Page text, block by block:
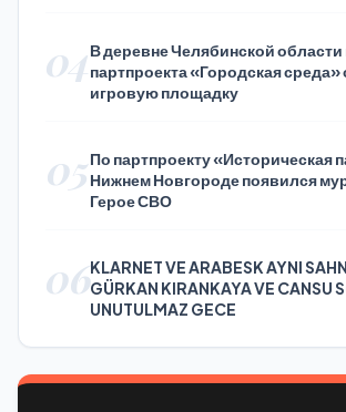
04В деревне Челябинской области
партпроекта «Городская
игровую площадку
05По партпроекту «Историческая
Нижнем Новгороде появился
Герое СВО
06KLARNET VE ARABESK AYNI
GÜRKAN KIRANKAYA VE CANSU
UNUTULMAZ GECE